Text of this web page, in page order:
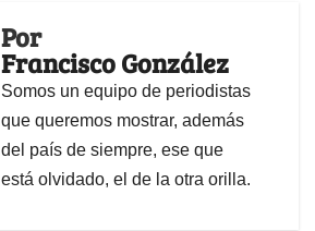
Por
Francisco González
Somos un equipo de periodistas
que queremos mostrar, además
del país de siempre, ese que
está olvidado, el de la otra orilla.